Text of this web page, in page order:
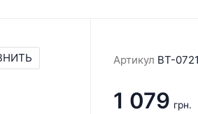
Артикул BT-0721
1 079 грн.